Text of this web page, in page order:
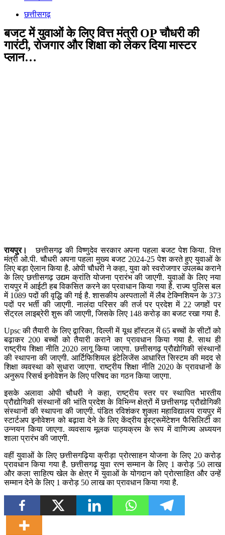
छत्तीसगढ़
बजट में युवाओं के लिए वित्त मंत्री OP चौधरी की
गारंटी, रोजगार और शिक्षा को लेकर दिया मास्टर
प्लान…
रायपुर।छत्तीसगढ़ की विष्णुदेव सरकार अपना पहला बजट पेश किया. वित्त
मंत्री ओ.पी. चौधरी अपना पहला मुख्य बजट 2024-25 पेश करते हुए युवाओं के
लिए बड़ा ऐलान किया है. ओपी चौधरी ने कहा, युवा को स्वरोजगार उपलब्ध कराने
के लिए छत्तीसगढ़ उद्यम क्रांति योजना प्रारंभ की जाएगी. युवाओं के लिए नया
रायपुर में आईटी हब विकसित करने का प्रवाधान किया गया है. राज्य पुलिस बल
में 1089 पदों की वृद्धि की गई है. शासकीय अस्पतालों में लैब टेक्निशियन के 373
पदों पर भर्ती की जाएगी. नालंदा परिसर की तर्ज पर प्रदेश में 22 जगहों पर
सेंट्रल लाइब्रेरी शुरू की जाएगी, जिसके लिए 148 करोड़ का बजट रखा गया है.
Upsc की तैयारी के लिए द्वारिका, दिल्ली में यूथ हॉस्टल में 65 बच्चों के सीटों को
बढ़ाकर 200 बच्चों को तैयारी कराने का प्रावधान किया गया है. साथ ही
राष्ट्रीय शिक्षा नीति 2020 लागू किया जाएगा. छत्तीसगढ़ प्रौद्योगिकी संस्थानों
की स्थापना की जाएगी. आर्टिफिशियल इंटेलिजेंस आधारित सिस्टम की मदद से
शिक्षा व्यवस्था को सुधारा जाएगा. राष्ट्रीय शिक्षा नीति 2020 के प्रावधानों के
अनुरूप रिसर्च इनोवेशन के लिए परिषद का गठन किया जाएगा.
इसके अलावा ओपी चौधरी ने कहा, राष्ट्रीय स्तर पर स्थापित भारतीय
प्रौद्योगिकी संस्थानों की भांति प्रदेश के विभिन्न क्षेत्रों में छत्तीसगढ़ प्रौद्योगिकी
संस्थानों की स्थापना की जाएगी. पंडित रविशंकर शुक्ला महाविद्यालय रायपुर में
स्टार्टअप इनोवेशन को बढ़ावा देने के लिए केंद्रीय इंस्ट्रूमेंटेशन फैसिलिटी का
उन्नयन किया जाएगा. व्यवसाय मूलक पाठ्यक्रम के रूप में वाणिज्य अध्ययन
शाला प्रारंभ की जाएगी.
वहीं युवाओं के लिए छत्तीसगढ़िया क्रीड़ा प्रोत्साहन योजना के लिए 20 करोड़
प्रावधान किया गया है. छत्तीसगढ़ युवा रत्न सम्मान के लिए 1 करोड़ 50 लाख
और कला साहित्य खेल के क्षेत्र में युवाओं के योगदान को प्रोत्साहित और उन्हें
सम्मान देने के लिए 1 करोड़ 50 लाख का प्रावधान किया गया है.